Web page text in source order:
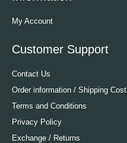
My Account
Customer Support
Contact Us
Order information / Shipping Cost
Terms and Conditions
Privacy Policy
Exchange / Returns